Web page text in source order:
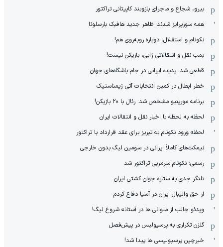
بیرو، شجاع و ماجرای بازوبند کاپیتانی تراکتور
همه سورپرایز شدند؛ ظاهر جدید هافبک بارسلونا
نکونام و استقلال، دوباره روبه‌روی هم!
بمب نقل و انتقالاتی ژابی، بازیکن نیست!
قطعی شد: پدیده ایرانی در جام باشگاه‌های جهان
خطر ابطال در کمین انتخابات آتی ژیمناستیک
برنامه مورینیو مشخص شد: رئال با ۲۰ بازیکن!
لحظه به لحظه با اخبار نقل و انتقالات ایران
لحظه ورود نکونام به تبریز برای عقد قرارداد با تراکتور
نیمکت‌های کاملاً ایرانی در سومین لیگ بدون خارجی
رسمی: نکونام سرمربی تراکتور شد
تلنگر جدی به ستاره جوان کشتی ایران
از حق والیبال ایران در آسیا دفاع کردم
ویدئو جالب از ملوانی ها در آستانه شروع لیگ!
گلزن تکراری به پرسپولیس در پیش‌فصل
خبرچین پرسپولیسی ها پیدا شد!